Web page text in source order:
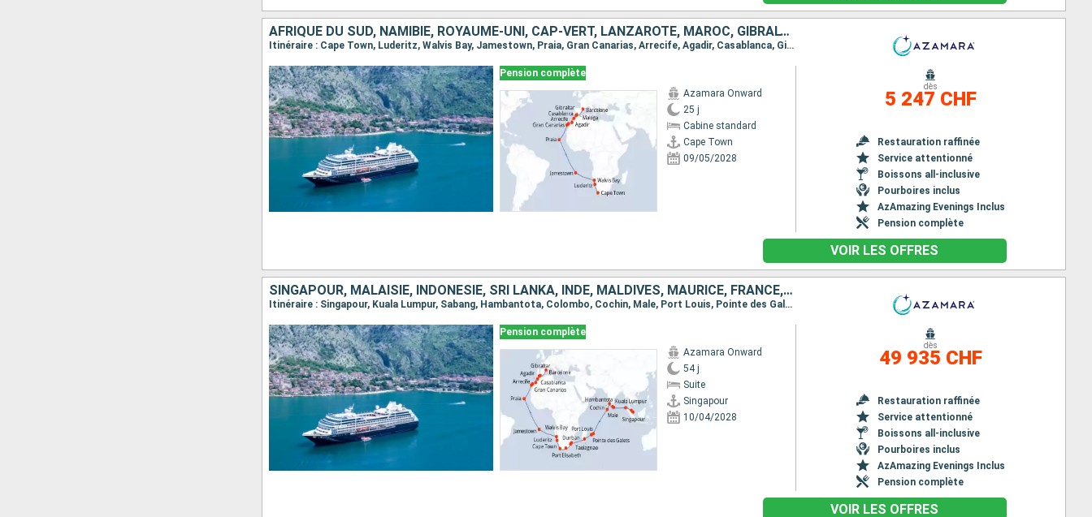
AFRIQUE DU SUD, NAMIBIE, ROYAUME-UNI, CAP-VERT, LANZAROTE, MAROC, GIBRALTAR, ESPAGNE
Itinéraire : Cape Town, Luderitz, Walvis Bay, Jamestown, Praia, Gran Canarias, Arrecife, Agadir, Casablanca, Gibraltar, Malaga, Barcelone
Pension complète
Azamara Onward
25 j
Cabine standard
Cape Town
09/05/2028
dès
5 247 CHF
Restauration raffinée
Service attentionné
Boissons all-inclusive
Pourboires inclus
AzAmazing Evenings Inclus
Pension complète
VOIR LES OFFRES
SINGAPOUR, MALAISIE, INDONÉSIE, SRI LANKA, INDE, MALDIVES, MAURICE, FRANCE, MADAGASCAR, AFRIQUE DU SUD, NAMIBIE, ROYAUME-UNI, CAP-VERT, LANZAROTE, MAROC, GIBRALTAR, ESPAGNE
Itinéraire : Singapour, Kuala Lumpur, Sabang, Hambantota, Colombo, Cochin, Male, Port Louis, Pointe des Galets, Taolagnao, Richards Bay, Durban, Port Elisabeth, Cape Town, Luderitz, Walvis Bay, Jamestown, Praia, Gran Canarias, Arrecife, Agadir, Casablanca, Gibraltar, Malaga, Barcelone
Pension complète
Azamara Onward
54 j
Suite
Singapour
10/04/2028
dès
49 935 CHF
Restauration raffinée
Service attentionné
Boissons all-inclusive
Pourboires inclus
AzAmazing Evenings Inclus
Pension complète
VOIR LES OFFRES